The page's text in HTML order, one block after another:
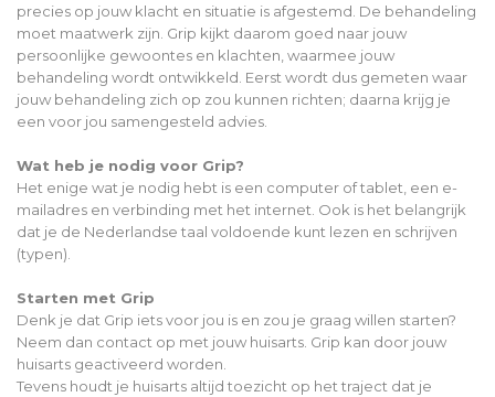
precies op jouw klacht en situatie is afgestemd. De behandeling
moet maatwerk zijn. Grip kijkt daarom goed naar jouw
persoonlijke gewoontes en klachten, waarmee jouw
behandeling wordt ontwikkeld. Eerst wordt dus gemeten waar
jouw behandeling zich op zou kunnen richten; daarna krijg je
een voor jou samengesteld advies.
Wat heb je nodig voor Grip?
Het enige wat je nodig hebt is een computer of tablet, een e-
mailadres en verbinding met het internet. Ook is het belangrijk
dat je de Nederlandse taal voldoende kunt lezen en schrijven
(typen).
Starten met Grip
Denk je dat Grip iets voor jou is en zou je graag willen starten?
Neem dan contact op met jouw huisarts. Grip kan door jouw
huisarts geactiveerd worden.
Tevens houdt je huisarts altijd toezicht op het traject dat je